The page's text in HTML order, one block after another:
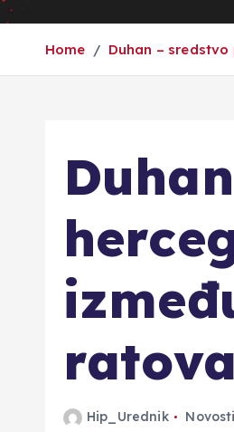
Home Duhan –
ratova
Hip_Urednik Novosti